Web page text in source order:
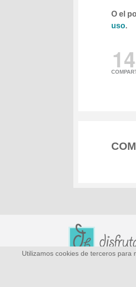
O el
uso.
Utilizamos cookies de terceros para